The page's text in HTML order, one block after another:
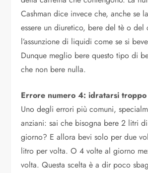
Cashman dice invece che, anche se
essere un diuretico, bere del tè o del
l’assunzione di liquidi come se si
Dunque meglio bere questo tipo di
che non bere nulla.
Errore numero 4: idratarsi troppo
Uno degli errori più comuni,
anziani: sai che bisogna bere 2 litri
giorno? E allora bevi solo per due
litro per volta. O 4 volte al giorno
volta. Questa scelta è a dir poco